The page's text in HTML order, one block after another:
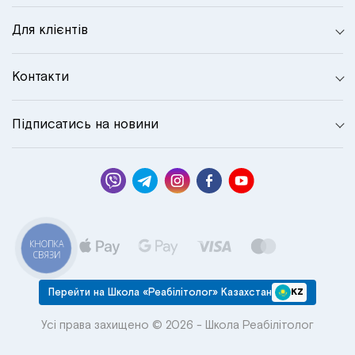
Для клієнтів
Контакти
Підписатись на новини
Перейти на Школа «Реабілітолог» Казахстан KZ
Усі права захищено © 2026 - Школа Реабілітолог
КНОПКА
СВЯЗИ